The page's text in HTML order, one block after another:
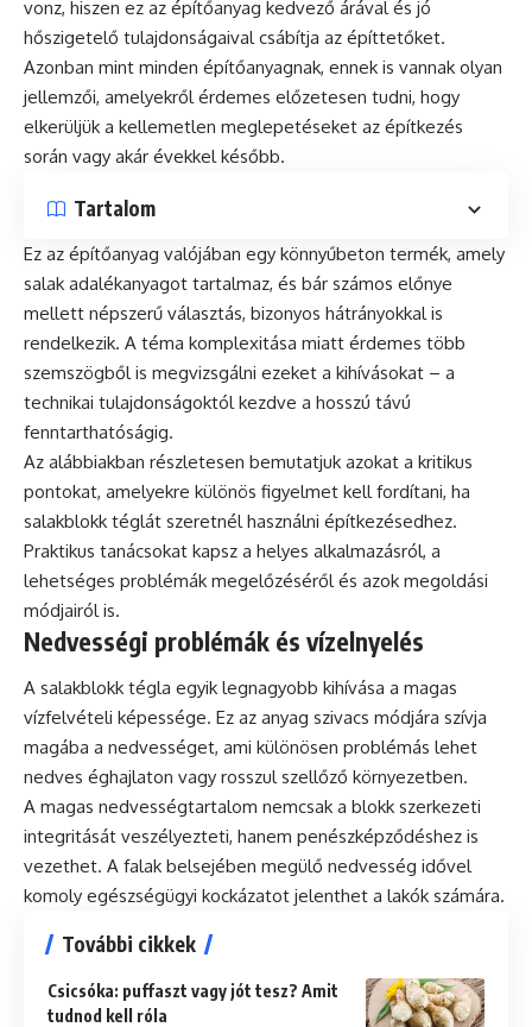
vonz, hiszen ez az építőanyag kedvező árával és jó
hőszigetelő tulajdonságaival csábítja az építtetőket.
Azonban mint minden építőanyagnak, ennek is vannak olyan
jellemzői, amelyekről érdemes előzetesen tudni, hogy
elkerüljük a kellemetlen meglepetéseket az építkezés
során vagy akár évekkel később.
Tartalom
Ez az építőanyag valójában egy könnyűbeton termék, amely
salak adalékanyagot tartalmaz, és bár számos előnye
mellett népszerű választás, bizonyos hátrányokkal is
rendelkezik. A téma komplexitása miatt érdemes több
szemszögből is megvizsgálni ezeket a kihívásokat – a
technikai tulajdonságoktól kezdve a hosszú távú
fenntarthatóságig.
Az alábbiakban részletesen bemutatjuk azokat a kritikus
pontokat, amelyekre különös figyelmet kell fordítani, ha
salakblokk téglát szeretnél használni építkezésedhez.
Praktikus tanácsokat kapsz a helyes alkalmazásról, a
lehetséges problémák megelőzéséről és azok megoldási
módjairól is.
Nedvességi problémák és vízelnyelés
A salakblokk tégla egyik legnagyobb kihívása a magas
vízfelvételi képessége. Ez az anyag szivacs módjára szívja
magába a nedvességet, ami különösen problémás lehet
nedves éghajlaton vagy rosszul szellőző környezetben.
A magas nedvességtartalom nemcsak a blokk szerkezeti
integritását veszélyezteti, hanem penészképződéshez is
vezethet. A falak belsejében megülő nedvesség idővel
komoly egészségügyi kockázatot jelenthet a lakók számára.
További cikkek
Csicsóka: puffaszt vagy jót tesz? Amit
tudnod kell róla